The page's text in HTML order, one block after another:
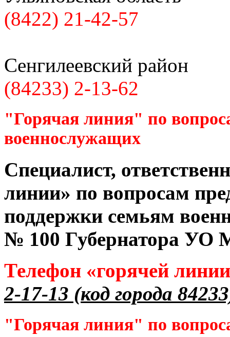
(8422) 21-42-57
Сенгилеевский район
(84233) 2-13-62
"Горячая линия" по
военнослужащих
Специалист,
линии» по вопросам
поддержки семьям
№ 100 Губернатора УО
Телефон «горячей
2-17-13 (код города
"Горячая линия" по